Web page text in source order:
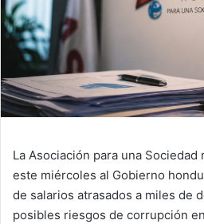
La Asociación para una Sociedad
este miércoles al Gobierno
de salarios atrasados a miles de
posibles riesgos de corrupción